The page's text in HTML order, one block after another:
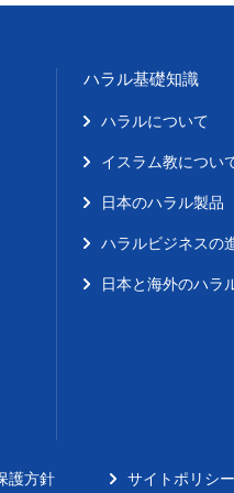
ハラル基礎知識
ハラルについて
イスラム教につい
日本のハラル製品
ハラルビジネスの
日本と海外のハラ
護方針 サイトポリシー